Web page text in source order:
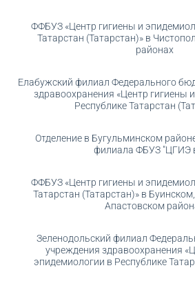
ФФБУЗ «Центр гигиены и
Татарстан (Татарстан)» в
районах
Елабужский филиал Федерального
здравоохранения «Центр гигиены
Республике Татарстан
Отделение в Бугульминском
филиала ФБУЗ "ЦГИЭ
ФФБУЗ «Центр гигиены и
Татарстан (Татарстан)» в
Апастовском
Зеленодольский филиал
учреждения здравоохранения
эпидемиологии в Республике